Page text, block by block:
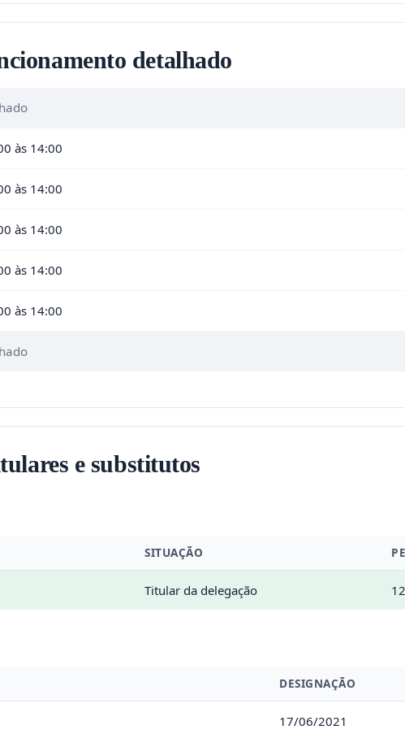
detalhado
às 14:00
às 14:00
às 14:00
às 14:00
às 14:00
e substitutos
SITUAÇÃO
Titular da delegação
DESIGNAÇÃO
17/06/2021